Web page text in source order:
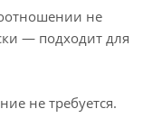
не
— подходит для
не требуется.